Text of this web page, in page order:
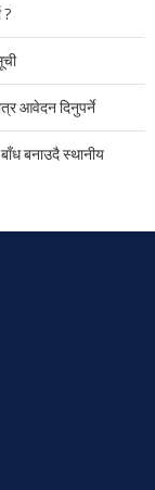
आवेदन दिनुपर्ने
बनाउदै स्थानीय